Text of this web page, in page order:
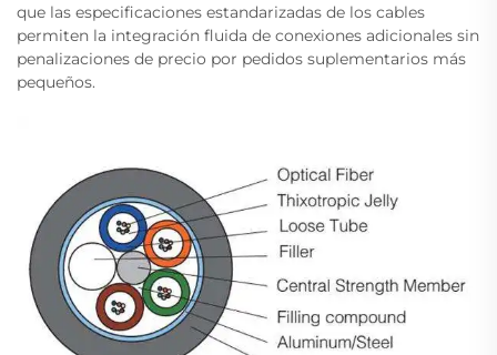
que las especificaciones estandarizadas de los cables
permiten la integración fluida de conexiones adicionales sin
penalizaciones de precio por pedidos suplementarios más
pequeños.